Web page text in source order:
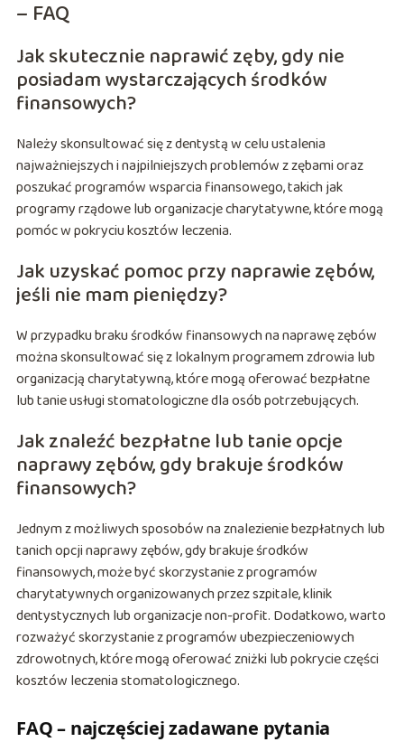
– FAQ
Jak skutecznie naprawić zęby, gdy nie
posiadam wystarczających środków
finansowych?
Należy skonsultować się z dentystą w celu ustalenia
najważniejszych i najpilniejszych problemów z zębami oraz
poszukać programów wsparcia finansowego, takich jak
programy rządowe lub organizacje charytatywne, które mogą
pomóc w pokryciu kosztów leczenia.
Jak uzyskać pomoc przy naprawie zębów,
jeśli nie mam pieniędzy?
W przypadku braku środków finansowych na naprawę zębów
można skonsultować się z lokalnym programem zdrowia lub
organizacją charytatywną, które mogą oferować bezpłatne
lub tanie usługi stomatologiczne dla osób potrzebujących.
Jak znaleźć bezpłatne lub tanie opcje
naprawy zębów, gdy brakuje środków
finansowych?
Jednym z możliwych sposobów na znalezienie bezpłatnych lub
tanich opcji naprawy zębów, gdy brakuje środków
finansowych, może być skorzystanie z programów
charytatywnych organizowanych przez szpitale, klinik
dentystycznych lub organizacje non-profit. Dodatkowo, warto
rozważyć skorzystanie z programów ubezpieczeniowych
zdrowotnych, które mogą oferować zniżki lub pokrycie części
kosztów leczenia stomatologicznego.
FAQ – najczęściej zadawane pytania